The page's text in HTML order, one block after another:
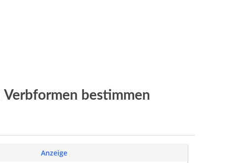
Verbformen bestimmen
Anzeige